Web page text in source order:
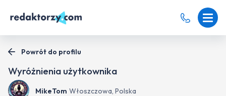
Wyróżnienia użytkownika
MikeTom Włoszczowa, Polska
Powrót do profilu